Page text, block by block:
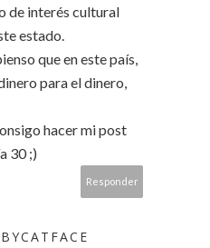
de interés cultural
estado.
que en este país,
para el dinero,
hacer mi post
30 ;)
Responder